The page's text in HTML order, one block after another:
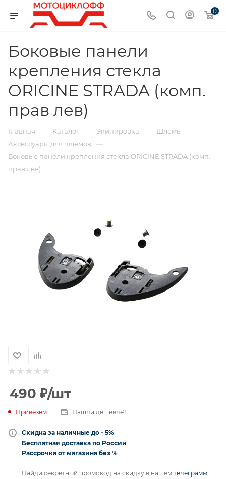
0
Боковые панели
крепления стекла
ORICINE STRADA (комп.
прав лев)
Главная — Каталог — Экипировка — Шлемы —
Аксессуары для шлемов —
Боковые панели крепления стекла ORICINE STRADA (комп.
прав лев)
490 ₽/шт
Привезём Нашли дешевле?
Скидка за наличные до - 5%
Бесплатная доставка по России
Рассрочка от магазина без %
Найди секретный промокод на скидку в нашем телеграмм